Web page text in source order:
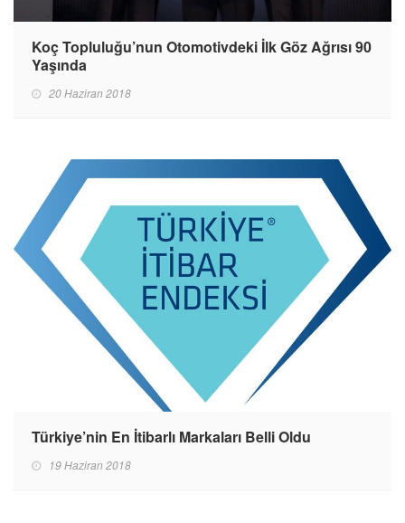
Koç Topluluğu’nun Otomotivdeki İlk Göz Ağrısı 90
Yaşında
20 Haziran 2018
Türkiye’nin En İtibarlı Markaları Belli Oldu
19 Haziran 2018